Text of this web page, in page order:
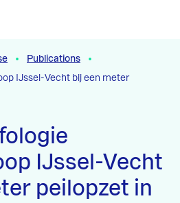
Publications
IJssel-Vecht bij een meter
IJssel-Vecht
peilopzet in